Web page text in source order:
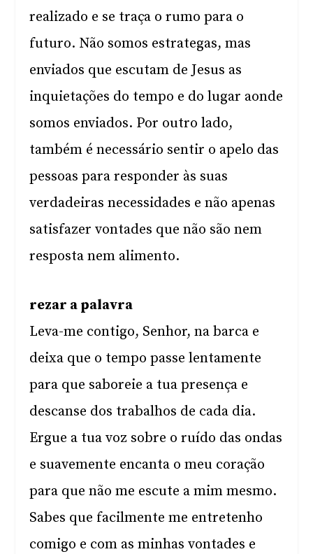
realizado e se traça o rumo para o
futuro. Não somos estrategas, mas
enviados que escutam de Jesus as
inquietações do tempo e do lugar aonde
somos enviados. Por outro lado,
também é necessário sentir o apelo das
pessoas para responder às suas
verdadeiras necessidades e não apenas
satisfazer vontades que não são nem
resposta nem alimento.
rezar a palavra
Leva-me contigo, Senhor, na barca e
deixa que o tempo passe lentamente
para que saboreie a tua presença e
descanse dos trabalhos de cada dia.
Ergue a tua voz sobre o ruído das ondas
e suavemente encanta o meu coração
para que não me escute a mim mesmo.
Sabes que facilmente me entretenho
comigo e com as minhas vontades e